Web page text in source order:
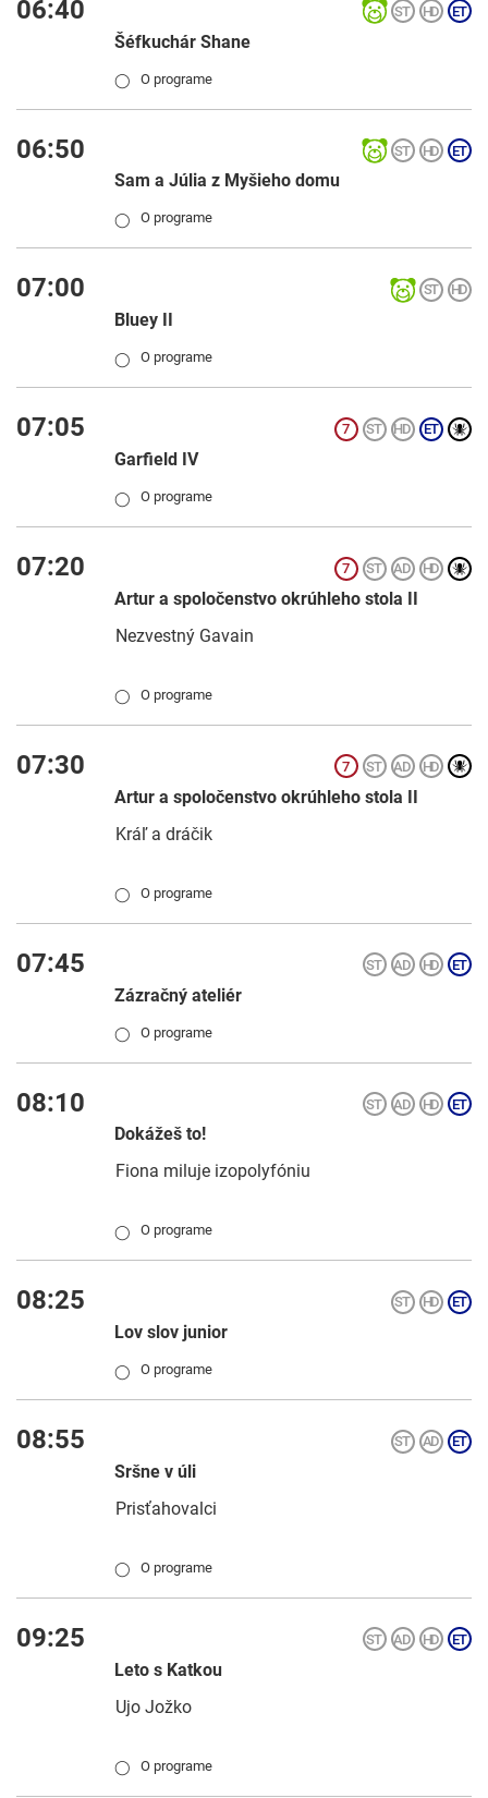
06:40
Šéfkuchár Shane
◯ O programe
06:50
Sam a Júlia z Myšieho domu
◯ O programe
07:00
Bluey II
◯ O programe
07:05
Garfield IV
◯ O programe
07:20
Artur a spoločenstvo okrúhleho stola II
Nezvestný Gavain
◯ O programe
07:30
Artur a spoločenstvo okrúhleho stola II
Kráľ a dráčik
◯ O programe
07:45
Zázračný ateliér
◯ O programe
08:10
Dokážeš to!
Fiona miluje izopolyfóniu
◯ O programe
08:25
Lov slov junior
◯ O programe
08:55
Sršne v úli
Prisťahovalci
◯ O programe
09:25
Leto s Katkou
Ujo Jožko
◯ O programe